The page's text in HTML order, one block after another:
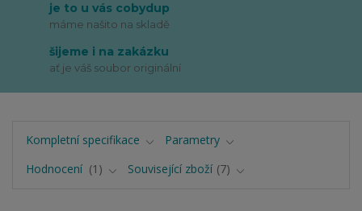
je to u vás cobydup
máme našito na skladě
šijeme i na zakázku
ať je váš soubor originální
Kompletní specifikace
Parametry
Hodnocení
1 Související zboží 7